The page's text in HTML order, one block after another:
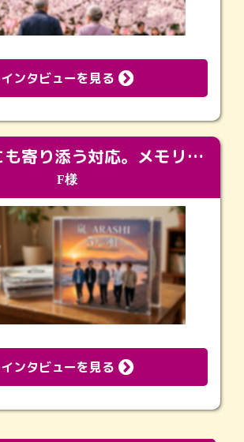
インタビューを見る
急な依頼にも寄り添う対応。メモリアルコーナーで振り返る大切な日々
F様
インタビューを見る